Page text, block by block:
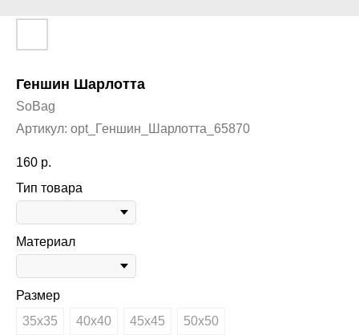
Геншин Шарлотта
SoBag
Артикул: opt_Геншин_Шарлотта_65870
160 р.
Тип товара
Материал
Размер
35х35
40х40 45х45 50х50